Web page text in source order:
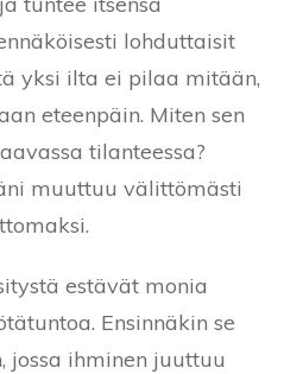
lohduttaisit
yksi ilta ei pilaa mitään,
eteenpäin. Miten sen
tilanteessa?
muuttuu välittömästi
estävät monia
Ensinnäkin se
jossa ihminen juuttuu